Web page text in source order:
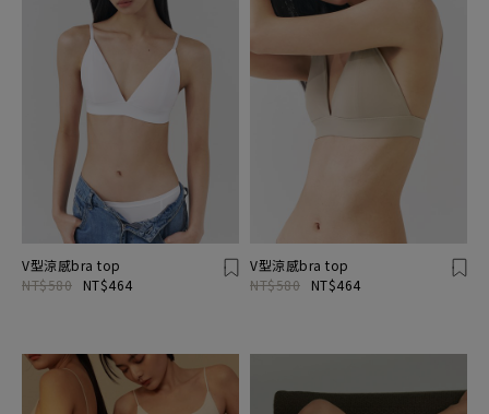
V型涼感bra top
NT$580
NT$464
V型涼感bra top
NT$580
NT$464